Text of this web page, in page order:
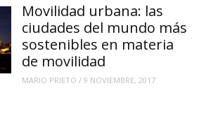
Movilidad urbana: las
ciudades del mundo más
sostenibles en materia
de movilidad
MARIO PRIETO /9 NOVIEMBRE, 2017